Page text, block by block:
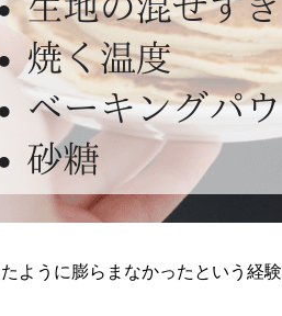
ように膨らまなかったという経